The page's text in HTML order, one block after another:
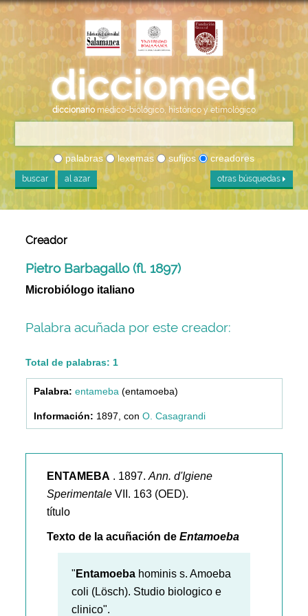
diccionario médico-biológico, histórico y etimológico
palabras lexemas sufijos creadores
buscar al azar otras búsquedas
Creador
Pietro Barbagallo (fl. 1897)
Microbiólogo italiano
Palabra acuñada por este creador:
Total de palabras: 1
entameba (entamoeba)
1897, con O. Casagrandi
ENTAMEBA . 1897.Ann. d'Igiene
Sperimentale VII. 163 (OED).
título
Texto de la acuñación deEntamoeba
" Entamoebahominis s. Amoeba
coli (Lösch). Studio biologico e
clinico".